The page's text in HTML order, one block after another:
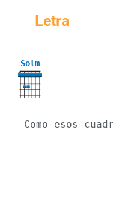
Letra
Solm
3
Como esos